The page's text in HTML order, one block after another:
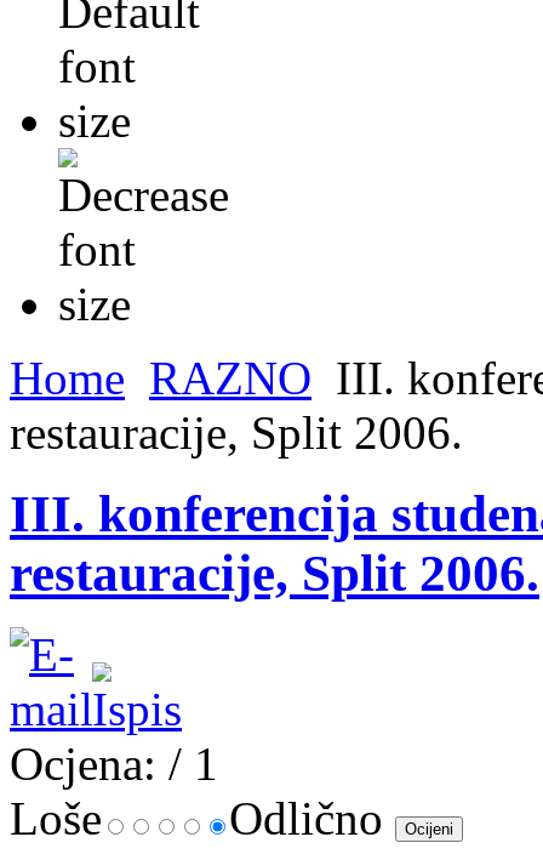
Home RAZNO III.
restauracije, Split 2006.
III. konferencija
restauracije, Split 2006.
Ocjena: / 1
Loše
Odlično